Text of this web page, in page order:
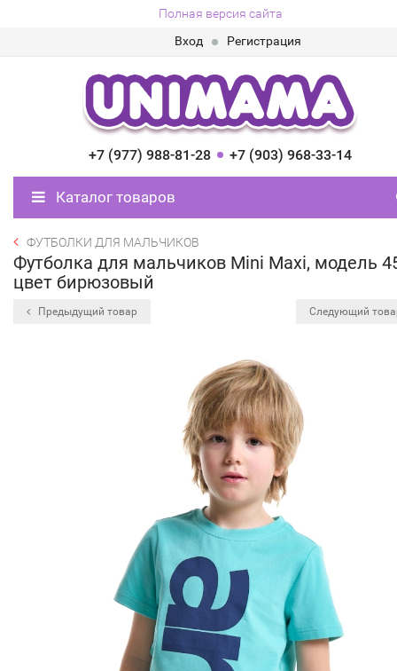
Полная версия сайта
Вход
Регистрация
+7 (977) 988-81-28 +7 (903) 968-33-14
Каталог товаров
ФУТБОЛКИ ДЛЯ МАЛЬЧИКОВ
Футболка для мальчиков Mini Maxi, модель
цвет бирюзовый
Предыдущий товар Следующий